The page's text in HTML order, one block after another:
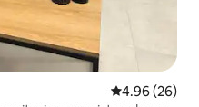
Calificación
4.96 (26)